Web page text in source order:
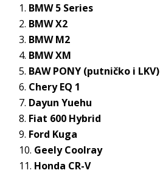
BMW 5 Series
BMW X2
BMW M2
BMW XM
BAW PONY (putničko i LKV)
Chery EQ 1
Dayun Yuehu
Fiat 600 Hybrid
Ford Kuga
Geely Coolray
Honda CR-V